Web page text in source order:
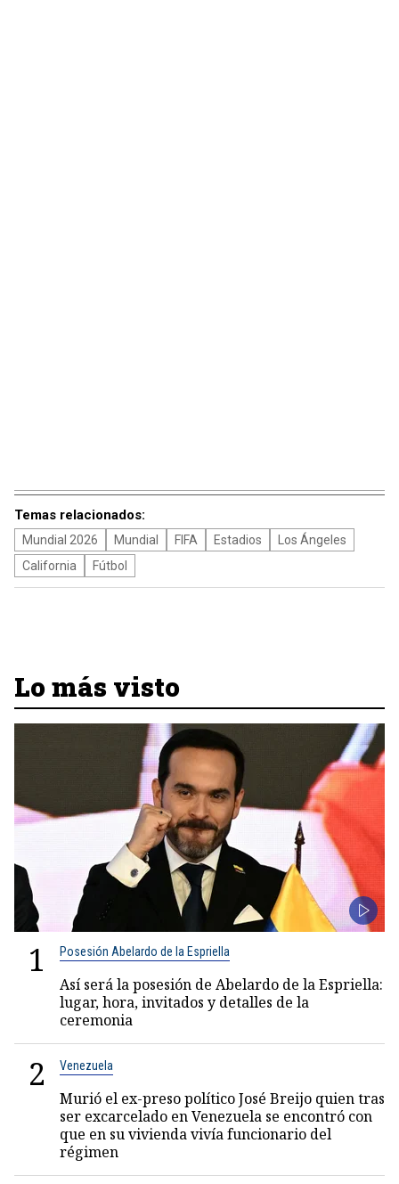
Temas relacionados:
Mundial 2026 Mundial FIFA Estadios
Los Ángeles
California
Fútbol
Lo más visto
1 Posesión Abelardo de la Espriella
Así será la posesión de Abelardo de la Espriella:
lugar, hora, invitados y detalles de la
ceremonia
2 Venezuela
Murió el ex-preso político José Breijo quien tras
ser excarcelado en Venezuela se encontró con
que en su vivienda vivía funcionario del
régimen